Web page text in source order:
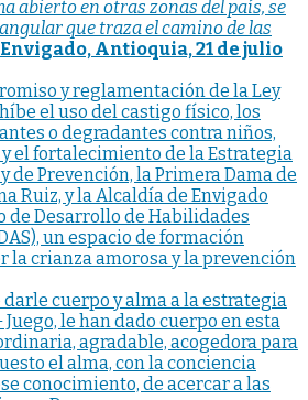
abierto en otras zonas del país, se
que traza el camino de las
Envigado, Antioquia, 21 de julio
y reglamentación de la Ley
el uso del castigo físico, los
o degradantes contra niños,
el fortalecimiento de la Estrategia
de Prevención, la Primera Dama de
Ruiz, y la Alcaldía de Envigado
de Desarrollo de Habilidades
un espacio de formación
la crianza amorosa y la prevención
cuerpo y alma a la estrategia
le han dado cuerpo en esta
agradable, acogedora para
el alma, con la conciencia
conocimiento, de acercar a las